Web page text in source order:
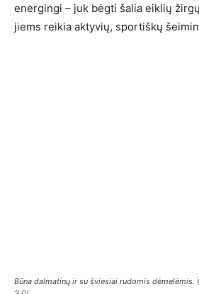
energingi – juk bėgti šalia eiklių
jiems reikia aktyvių, sportiškų
Būna dalmatinų ir su šviesiai rudomis dėmelėmis. (